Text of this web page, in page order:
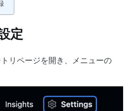
定
リページを開き、メニューの